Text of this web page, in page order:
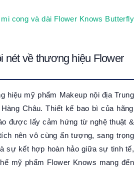
mi cong và dài Flower Knows Butterfly
nét về thương hiệu Flower
hiệu mỹ phẩm Makeup nội địa Trung
Châu. Thiết kế bao bì của hãng
được lấy cảm hứng từ nghệ thuật &
nên vô cùng ấn tượng, sang trọng
sự kết hợp hoàn hảo giữa sự tinh tế,
mỹ phẩm Flower Knows mang đến